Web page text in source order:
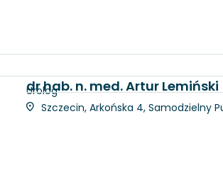
dr hab. n. med. Artur Lemiński
Urolog
Szczecin, Arkońska 4, Samodzielny